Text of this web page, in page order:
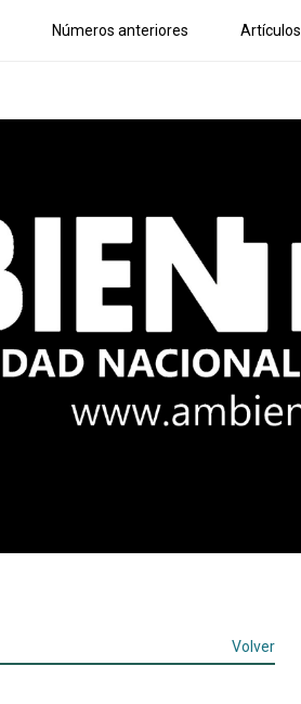
Números anteriores Artículos
Volver